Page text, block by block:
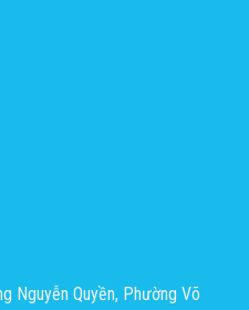
Nguyễn Quyền, Phường Võ